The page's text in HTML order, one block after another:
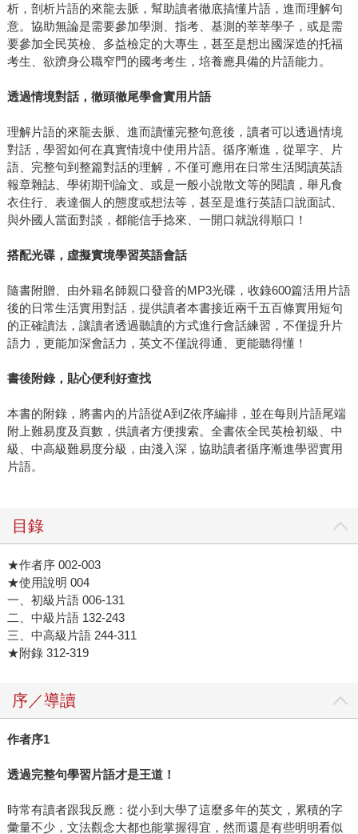
析，剖析片語的來龍去脈，幫助讀者徹底搞懂片語，進而理解句
意。協助無論是需要參加學測、指考、基測的莘莘學子，或是需
要參加全民英檢、多益檢定的大專生，甚至是想出國深造的托福
考生、欲躋身公職窄門的國考考生，培養應具備的片語能力。
透過情境對話，徹頭徹尾學會實用片語
理解片語的來龍去脈、進而讀懂完整句意後，讀者可以透過情境
對話，學習如何在真實情境中使用片語。循序漸進，從單字、片
語、完整句到整篇對話的理解，不僅可應用在日常生活閱讀英語
報章雜誌、學術期刊論文、或是一般小說散文等的閱讀，舉凡食
衣住行、表達個人的態度或想法等，甚至是進行英語口說面試、
與外國人當面對談，都能信手捻來、一開口就說得順口！
搭配光碟，虛擬實境學習英語會話
隨書附贈、由外籍名師親口發音的MP3光碟，收錄600篇活用片語
後的日常生活實用對話，提供讀者本書接近兩千五百條實用短句
的正確讀法，讓讀者透過聽讀的方式進行會話練習，不僅提升片
語力，更能加深會話力，英文不僅說得通、更能聽得懂！
書後附錄，貼心便利好查找
本書的附錄，將書內的片語從A到Z依序編排，並在每則片語尾端
附上難易度及頁數，供讀者方便搜索。全書依全民英檢初級、中
級、中高級難易度分級，由淺入深，協助讀者循序漸進學習實用
片語。
目錄
★作者序 002-003
★使用說明 004
一、初級片語 006-131
二、中級片語 132-243
三、中高級片語 244-311
★附錄 312-319
序／導讀
作者序1
透過完整句學習片語才是王道！
時常有讀者跟我反應：從小到大學了這麼多年的英文，累積的字
彙量不少，文法觀念大都也能掌握得宜，然而還是有些明明看似